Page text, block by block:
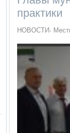
практики
НОВОСТИ